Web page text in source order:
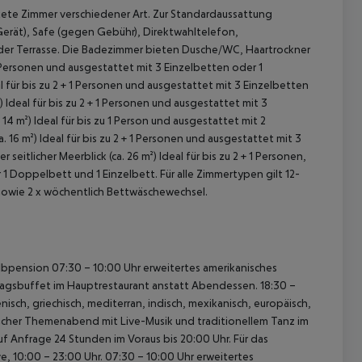
Zimmer verschiedener Art. Zur Standardaussattung
Safe (gegen Gebühr), Direktwahltelefon,
Terrasse. Die Badezimmer bieten Dusche/WC, Haartrockner
und ausgestattet mit 3 Einzelbetten oder 1
für bis zu 2 + 1 Personen und ausgestattet mit 3 Einzelbetten
Ideal für bis zu 2 + 1 Personen und ausgestattet mit 3
m²) Ideal für bis zu 1 Person und ausgestattet mit 2
16 m²) Ideal für bis zu 2 + 1 Personen und ausgestattet mit 3
seitlicher Meerblick (ca. 26 m²) Ideal für bis zu 2 + 1 Personen,
Doppelbett und 1 Einzelbett. Für alle Zimmertypen gilt 12-
2 x wöchentlich Bettwäschewechsel.
07:30 – 10:00 Uhr erweitertes amerikanisches
im Hauptrestaurant anstatt Abendessen. 18:30 –
griechisch, mediterran, indisch, mexikanisch, europäisch,
Themenabend mit Live-Musik und traditionellem Tanz im
Anfrage 24 Stunden im Voraus bis 20:00 Uhr. Für das
10:00 – 23:00 Uhr. 07:30 – 10:00 Uhr erweitertes